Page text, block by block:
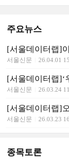
주요뉴스
서울신문 26.04.01
서울신문 26.03.24
서울신문 26.03.23
종목토론